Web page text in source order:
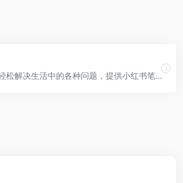
轻松鲨AI助手，帮你轻松解决生活中的各种问题，提供小红书笔记撰写、小红书爆款标题撰写、周报生成器、周报模版、简历排版优化、文章改写、论文修改、AI智能聊天等智能服务